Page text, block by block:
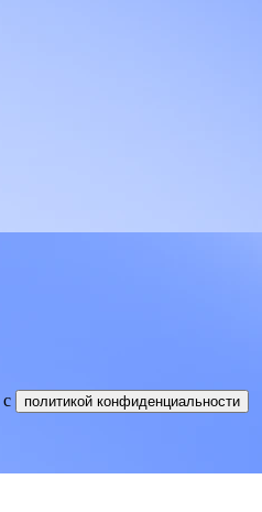
c
политикой конфиденциальности